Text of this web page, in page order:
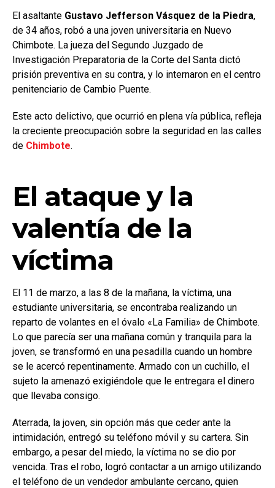
El asaltante Gustavo Jefferson Vásquez de la Piedra,
de 34 años, robó a una joven universitaria en Nuevo
Chimbote. La jueza del Segundo Juzgado de
Investigación Preparatoria de la Corte del Santa dictó
prisión preventiva en su contra, y lo internaron en el centro
penitenciario de Cambio Puente.
Este acto delictivo, que ocurrió en plena vía pública, refleja
la creciente preocupación sobre la seguridad en las calles
de Chimbote.
El ataque y la
valentía de la
víctima
El 11 de marzo, a las 8 de la mañana, la víctima, una
estudiante universitaria, se encontraba realizando un
reparto de volantes en el óvalo «La Familia» de Chimbote.
Lo que parecía ser una mañana común y tranquila para la
joven, se transformó en una pesadilla cuando un hombre
se le acercó repentinamente. Armado con un cuchillo, el
sujeto la amenazó exigiéndole que le entregara el dinero
que llevaba consigo.
Aterrada, la joven, sin opción más que ceder ante la
intimidación, entregó su teléfono móvil y su cartera. Sin
embargo, a pesar del miedo, la víctima no se dio por
vencida. Tras el robo, logró contactar a un amigo utilizando
el teléfono de un vendedor ambulante cercano, quien